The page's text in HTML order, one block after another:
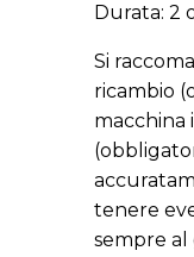
Durata: 2
Si
ricambio
macchina
tenere
sempre